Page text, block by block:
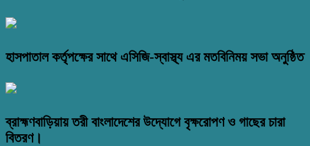
হাসপাতাল কর্তৃপক্ষের সাথে এসিজি-স্বাস্থ্য এর মতবিনিময় সভা অনুষ্ঠিত
ব্রাহ্মণবাড়িয়ায় তরী বাংলাদেশের উদ্যোগে বৃক্ষরোপণ ও গাছের চারা
বিতরণ।